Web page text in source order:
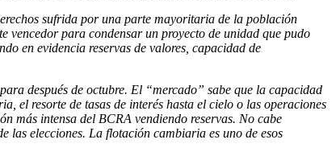
sufrida por una parte mayoritaria de la población
vencedor para condensar un proyecto de unidad que pudo
en evidencia reservas de valores, capacidad de
después de octubre. El “mercado” sabe que la capacidad
el resorte de tasas de interés hasta el cielo o las operaciones
más intensa del BCRA vendiendo reservas. No cabe
elecciones. La flotación cambiaria es uno de esos